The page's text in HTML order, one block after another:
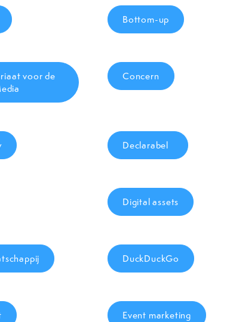
Bottom-up
voor de
Concern
Declarabel
Digital assets
DuckDuckGo
Event marketing